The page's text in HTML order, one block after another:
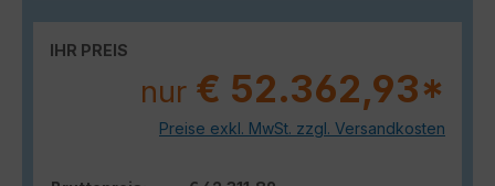
IHR PREIS
nur € 52.362,93*
Preise exkl. MwSt. zzgl. Versandkosten